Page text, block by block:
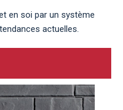
en soi par un système
actuelles.